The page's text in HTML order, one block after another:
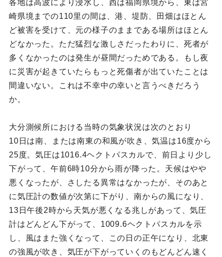
各地は高波により浸水し、西は福岡県境から、東は宮
崎県境までの110里の間は、港、堤防、田畑はほとん
ど被害を受けて、元の様子のままである場所はほとん
どなかった。ただ猛烈な激しさだったわりに、死者が
多くなかったのは発生が昼間だっためである。もし夜
に災害が起きていたらもっと死傷者が出ていたことは
間違いない。これは不幸中の幸いと言うべきだろう
か。
大分測候所における当時の気象状況は次のとおり
10日は南、または南東の和風が吹き、気温は16度から
25度。気圧は1016.4ヘクトパスカルで、前日より少し
下がって、午前6時10分から雨が降った。天候はやや
悪くなったが、さしたる異常はなかったが、そのあと
に気圧計の数値が次第に下がり、南からの風になり、
13日午後2時から天気が悪くなる兆しがあって、気圧
計はどんどん下がって、1009.6ヘクトパスカルを示
し、風はまた強くなって、この日の正午になり、北東
の強風が吹き、気圧が下がっていくのもどんどん速く